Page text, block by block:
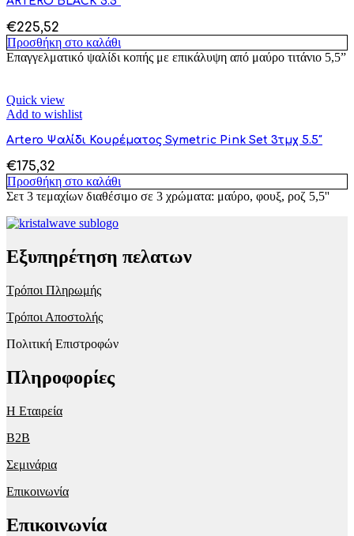
€225,52
Προσθήκη στο καλάθι
Επαγγελματικό ψαλίδι κοπής με επικάλυψη από μαύρο τιτάνιο 5,5”
Quick view
Add to wishlist
Artero Ψαλίδι Κουρέματος Symetric Pink Set 3τμχ 5.5″
€175,32
Προσθήκη στο καλάθι
Σετ 3 τεμαχίων διαθέσιμο σε 3 χρώματα: μαύρο, φουξ, ροζ 5,5''
Εξυπηρέτηση πελατων
Τρόποι Πληρωμής
Τρόποι Αποστολής
Πολιτική Επιστροφών
Πληροφορίες
Η Εταιρεία
B2B
Σεμινάρια
Επικοινωνία
Επικοινωνία